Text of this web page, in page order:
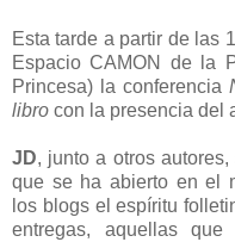
Esta tarde a partir de las
Espacio CAMON de la
Princesa) la conferencia
libro con la presencia del
JD, junto a otros
que se ha abierto en el
los blogs el espíritu
entregas, aquellas